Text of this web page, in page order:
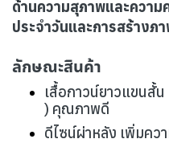
ด้านความสุภาพและความ
ประจำวันและการสร้าง
ลักษณะสินค้า
เสื้อกาวน์ยาวแขนสั้
) คุณภาพดี
ดีไซน์ผ่าหลัง เพิ่มคว